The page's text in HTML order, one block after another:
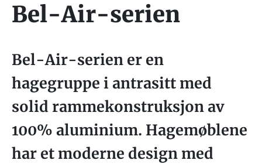
Bel-Air-serien
Bel-Air-serien er en
hagegruppe i antrasitt med
solid rammekonstruksjon av
100% aluminium. Hagemøblene
har et moderne design med